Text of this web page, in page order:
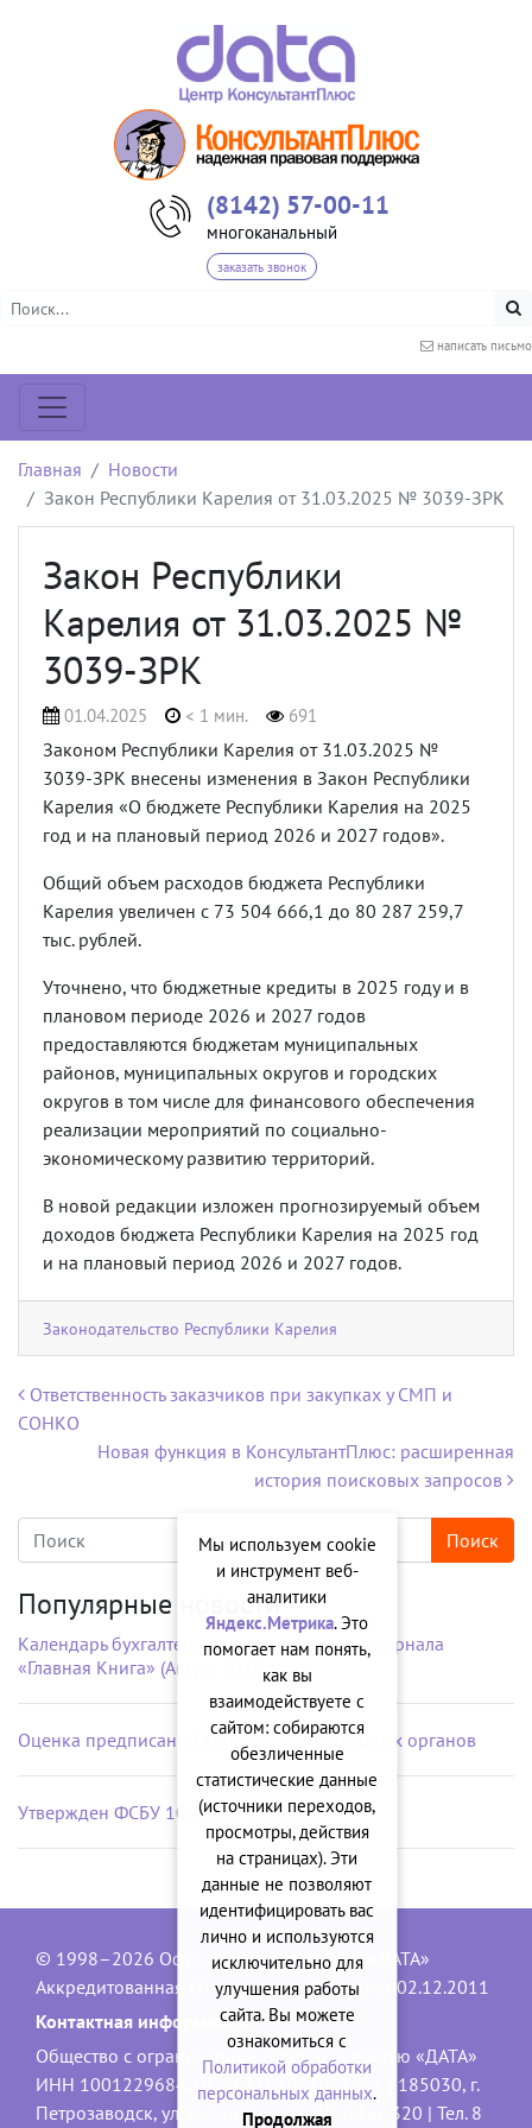
(8142) 57-00-11
многоканальный
заказать звонок
написать письмо
Главная
Новости
Закон Республики Карелия от 31.03.2025 № 3039-ЗРК
Закон Республики
Карелия от 31.03.2025 №
3039-ЗРК
01.04.2025 < 1 мин. 691
Законом Республики Карелия от 31.03.2025 №
3039-ЗРК внесены изменения в Закон Республики
Карелия «О бюджете Республики Карелия на 2025
год и на плановый период 2026 и 2027 годов».
Общий объем расходов бюджета Республики
Карелия увеличен с 73 504 666,1 до 80 287 259,7
тыс. рублей.
Уточнено, что бюджетные кредиты в 2025 году и в
плановом периоде 2026 и 2027 годов
предоставляются бюджетам муниципальных
районов, муниципальных округов и городских
округов в том числе для финансового обеспечения
реализации мероприятий по социально-
экономическому развитию территорий.
В новой редакции изложен прогнозируемый объем
доходов бюджета Республики Карелия на 2025 год
и на плановый период 2026 и 2027 годов.
Законодательство Республики Карелия
Навигация по записям
Ответственность заказчиков при закупках у СМП и
СОНКО
Новая функция в КонсультантПлюс: расширенная
история поисковых запросов
Популярные новости
Календарь бухгалтера на рабочий стол от журнала
«Главная Книга» (Август 2026 г.)
Оценка предписаний контрольно-надзорных органов
Утвержден ФСБУ 10/2026 «Расходы»
© 1998–2026 Официальный сайт ООО «ДАТА»
Аккредитованная IT-компания, № 1840 от 02.12.2011
Контактная информация:
Общество с ограниченной ответственностью «ДАТА»
ИНН 1001229684, ОГРН 1101001001551 | 185030, г.
Петрозаводск, ул. Володарского, 40, офис 320 | Тел. 8
Мы используем cookie
и инструмент веб-
аналитики
Яндекс.Метрика. Это
помогает нам понять,
как вы
взаимодействуете с
сайтом: собираются
обезличенные
статистические данные
(источники переходов,
просмотры, действия
на страницах). Эти
данные не позволяют
идентифицировать вас
лично и используются
исключительно для
улучшения работы
сайта. Вы можете
ознакомиться с
Политикой обработки
персональных данных.
Продолжая